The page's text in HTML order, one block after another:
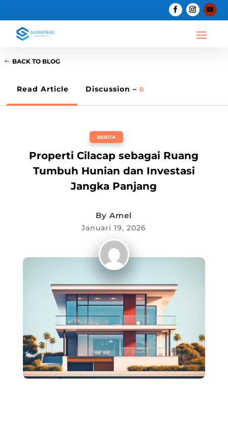
BACK TO BLOG
Read Article Discussion – 0
BERITA
Properti Cilacap sebagai Ruang
Tumbuh Hunian dan Investasi
Jangka Panjang
ByAmel
Januari 19, 2026